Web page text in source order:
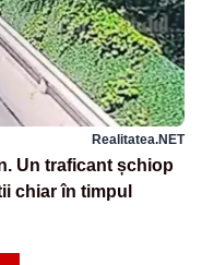
Realitatea.NET
Un traficant șchiop
chiar în timpul